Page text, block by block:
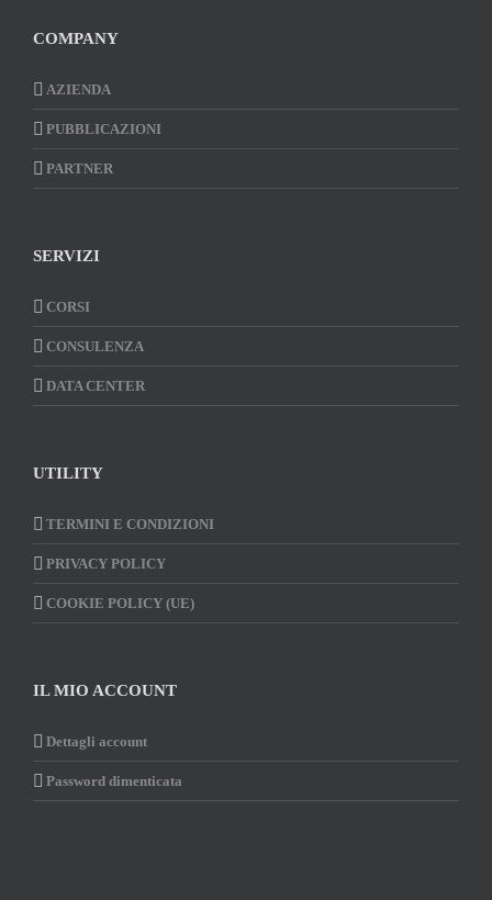
COMPANY
AZIENDA
PUBBLICAZIONI
PARTNER
SERVIZI
CORSI
CONSULENZA
DATA CENTER
UTILITY
TERMINI E CONDIZIONI
PRIVACY POLICY
COOKIE POLICY (UE)
IL MIO ACCOUNT
Dettagli account
Password dimenticata